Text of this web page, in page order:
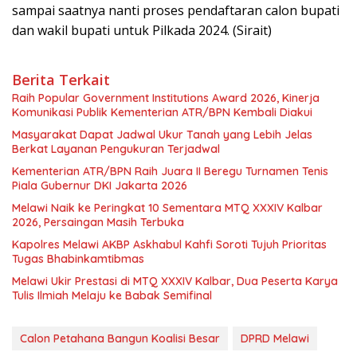
sampai saatnya nanti proses pendaftaran calon bupati
dan wakil bupati untuk Pilkada 2024. (Sirait)
Berita Terkait
Raih Popular Government Institutions Award 2026, Kinerja
Komunikasi Publik Kementerian ATR/BPN Kembali Diakui
Masyarakat Dapat Jadwal Ukur Tanah yang Lebih Jelas
Berkat Layanan Pengukuran Terjadwal
Kementerian ATR/BPN Raih Juara II Beregu Turnamen Tenis
Piala Gubernur DKI Jakarta 2026
Melawi Naik ke Peringkat 10 Sementara MTQ XXXIV Kalbar
2026, Persaingan Masih Terbuka
Kapolres Melawi AKBP Askhabul Kahfi Soroti Tujuh Prioritas
Tugas Bhabinkamtibmas
Melawi Ukir Prestasi di MTQ XXXIV Kalbar, Dua Peserta Karya
Tulis Ilmiah Melaju ke Babak Semifinal
Calon Petahana Bangun Koalisi Besar
DPRD Melawi